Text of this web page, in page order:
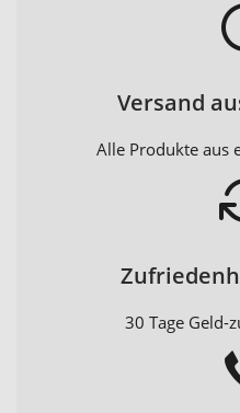
Versand
Alle Produkte aus
30 Tage Geld-